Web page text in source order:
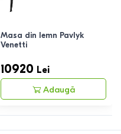
Masa din lemn Pavlyk
Venetti
10920 Lei
Adaugă